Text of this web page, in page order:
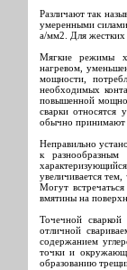
Различают так
умеренными
а/мм2. Для жестких
Мягкие режимы
нагревом,
мощности,
необходимых
повышенной
сварки относятся
обычно принимают
Неправильно
к разнообразным
увеличивается
Могут
вмятины на
Точечной
отличной
содержанием
точки и
образованию